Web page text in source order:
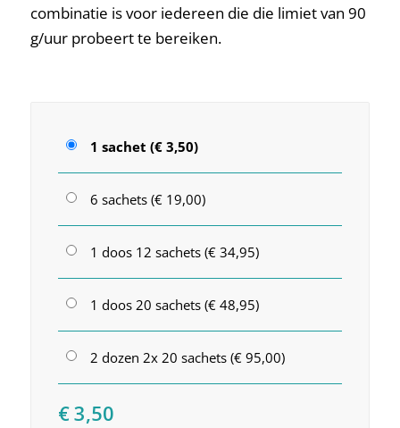
combinatie is voor iedereen die die limiet van 90
g/uur probeert te bereiken.
1 sachet (€ 3,50)
6 sachets (€ 19,00)
1 doos 12 sachets (€ 34,95)
1 doos 20 sachets (€ 48,95)
2 dozen 2x 20 sachets (€ 95,00)
€3,50